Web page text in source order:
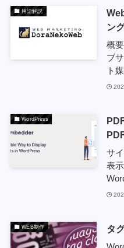
用語解説
ン
概
ブ
ト
WordPress
サ
表
WEB制作 タ